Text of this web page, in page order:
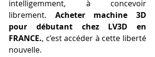
intelligemment, à concevoir
librement. Acheter machine 3D
pour débutant chez LV3D en
FRANCE., c’est accéder à cette liberté
nouvelle.